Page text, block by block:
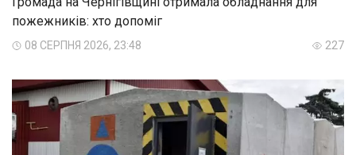
пожежників: хто допоміг
08 СЕРПНЯ 2026, 23:48 227